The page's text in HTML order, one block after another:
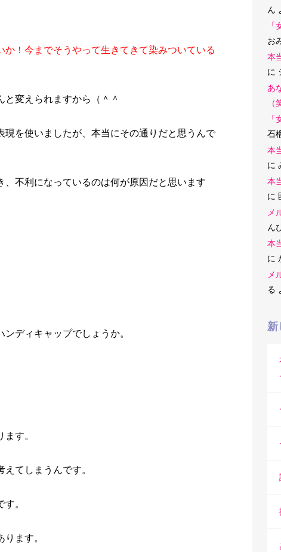
！今までそうやって生きてきて染みついている
変えられますから（＾＾
を使いましたが、本当にその通りだと思うんで
不利になっているのは何が原因だと思います
ディキャップでしょうか。
す。
てしまうんです。
。
ます。
ん
お
本
に
あ
（
石
本
に
本
に
メ
ん
本
に
メ
る
新